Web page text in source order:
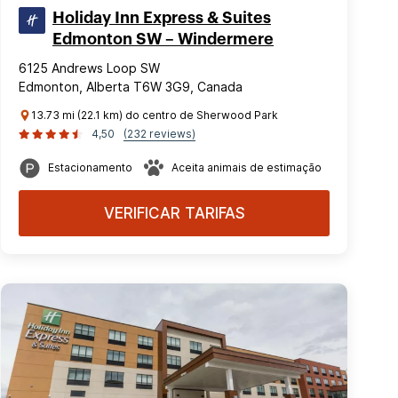
Holiday Inn Express & Suites
Edmonton SW – Windermere
6125 Andrews Loop SW
Edmonton, Alberta T6W 3G9, Canada
13.73 mi (22.1 km) do centro de Sherwood Park
4,50
(232 reviews)
Estacionamento Aceita animais de estimação
VERIFICAR TARIFAS